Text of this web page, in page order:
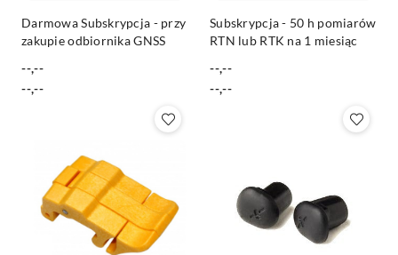
Darmowa Subskrypcja - przy
zakupie odbiornika GNSS
Cena:
--,--
Cena:
--,--
Subskrypcja - 50 h pomiarów
RTN lub RTK na 1 miesiąc
Cena:
--,--
Cena:
--,--